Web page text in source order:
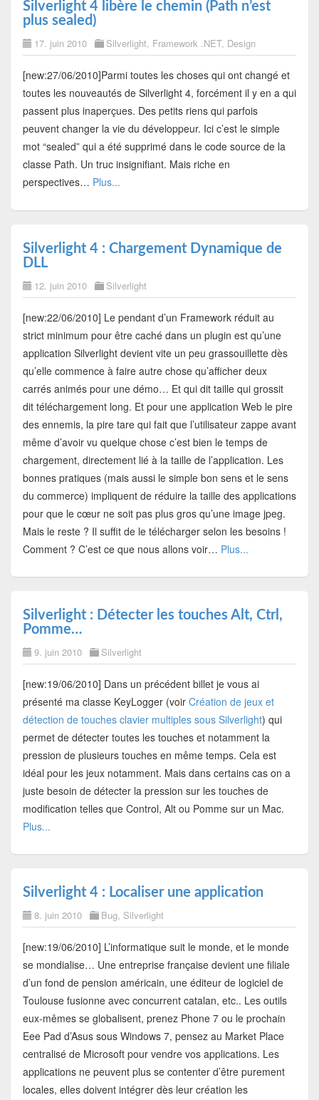
Silverlight 4 libère le chemin (Path n’est
plus sealed)
17. juin 2010 Silverlight, Framework .NET, Design
[new:27/06/2010]Parmi toutes les choses qui ont changé et
toutes les nouveautés de Silverlight 4, forcément il y en a qui
passent plus inaperçues. Des petits riens qui parfois
peuvent changer la vie du développeur. Ici c’est le simple
mot “sealed” qui a été supprimé dans le code source de la
classe Path. Un truc insignifiant. Mais riche en
perspectives… Plus...
Silverlight 4 : Chargement Dynamique de
DLL
12. juin 2010 Silverlight
[new:22/06/2010] Le pendant d’un Framework réduit au
strict minimum pour être caché dans un plugin est qu’une
application Silverlight devient vite un peu grassouillette dès
qu’elle commence à faire autre chose qu’afficher deux
carrés animés pour une démo… Et qui dit taille qui grossit
dit téléchargement long. Et pour une application Web le pire
des ennemis, la pire tare qui fait que l’utilisateur zappe avant
même d’avoir vu quelque chose c’est bien le temps de
chargement, directement lié à la taille de l’application. Les
bonnes pratiques (mais aussi le simple bon sens et le sens
du commerce) impliquent de réduire la taille des applications
pour que le cœur ne soit pas plus gros qu’une image jpeg.
Mais le reste ? Il suffit de le télécharger selon les besoins !
Comment ? C’est ce que nous allons voir… Plus...
Silverlight : Détecter les touches Alt, Ctrl,
Pomme…
9. juin 2010 Silverlight
[new:19/06/2010] Dans un précédent billet je vous ai
présenté ma classe KeyLogger (voir Création de jeux et
détection de touches clavier multiples sous Silverlight) qui
permet de détecter toutes les touches et notamment la
pression de plusieurs touches en même temps. Cela est
idéal pour les jeux notamment. Mais dans certains cas on a
juste besoin de détecter la pression sur les touches de
modification telles que Control, Alt ou Pomme sur un Mac.
Plus...
Silverlight 4 : Localiser une application
8. juin 2010 Bug, Silverlight
[new:19/06/2010] L’informatique suit le monde, et le monde
se mondialise… Une entreprise française devient une filiale
d’un fond de pension américain, une éditeur de logiciel de
Toulouse fusionne avec concurrent catalan, etc.. Les outils
eux-mêmes se globalisent, prenez Phone 7 ou le prochain
Eee Pad d’Asus sous Windows 7, pensez au Market Place
centralisé de Microsoft pour vendre vos applications. Les
applications ne peuvent plus se contenter d’être purement
locales, elles doivent intégrer dès leur création les